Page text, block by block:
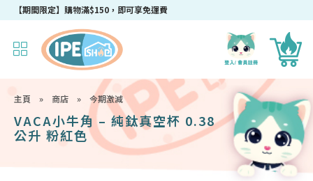
【期間限定】購物滿$150，即可享免運費
主頁 » 商店 » 今期激減
VACA小牛角 – 純鈦真空杯 0.38
公升 粉紅色